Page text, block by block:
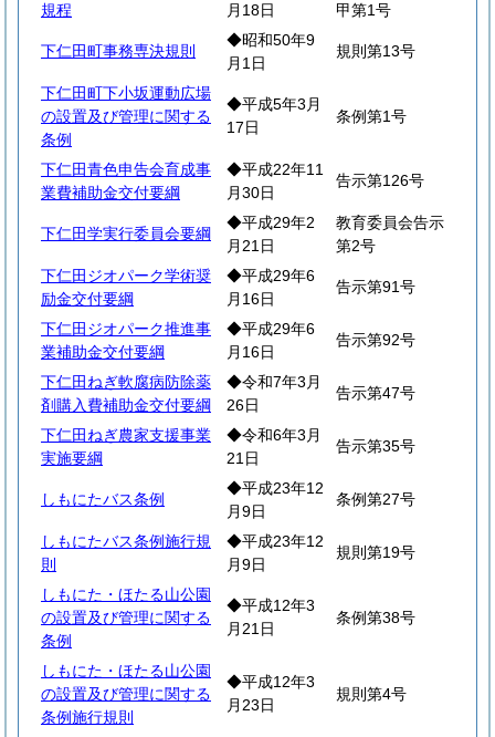
規程
月18日
甲第1号
下仁田町事務専決規則
◆昭和50年9
月1日
規則第13号
下仁田町下小坂運動広場
の設置及び管理に関する
条例
◆平成5年3月
17日
条例第1号
下仁田青色申告会育成事
業費補助金交付要綱
◆平成22年11
月30日
告示第126号
下仁田学実行委員会要綱
◆平成29年2
月21日
教育委員会告示
第2号
下仁田ジオパーク学術奨
励金交付要綱
◆平成29年6
月16日
告示第91号
下仁田ジオパーク推進事
業補助金交付要綱
◆平成29年6
月16日
告示第92号
下仁田ねぎ軟腐病防除薬
剤購入費補助金交付要綱
◆令和7年3月
26日
告示第47号
下仁田ねぎ農家支援事業
実施要綱
◆令和6年3月
21日
告示第35号
しもにたバス条例
◆平成23年12
月9日
条例第27号
しもにたバス条例施行規
則
◆平成23年12
月9日
規則第19号
しもにた・ほたる山公園
の設置及び管理に関する
条例
◆平成12年3
月21日
条例第38号
しもにた・ほたる山公園
の設置及び管理に関する
条例施行規則
◆平成12年3
月23日
規則第4号